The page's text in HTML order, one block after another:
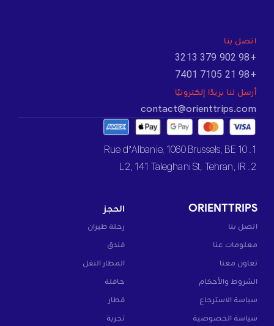
اتصل بنا
+98 902 379 3213
+98 21 7105 7401
أرسل لنا بريدًا إلكترونيًا
contact@orienttrips.com
1. 10 Rue d’Albanie, 1060 Brussels, BE
2. L2, 141 Taleghani St, Tehran, IR
ORIENTTRIPS
اتصل بنا
معلومات عنا
تعاون معنا
الشروط والأحكام
سياسة الاسترجاع
سياسة الخصوصية
الحجز
رحلة طيران
فندق
المطار النقل
حافلة
قطار
تجربة